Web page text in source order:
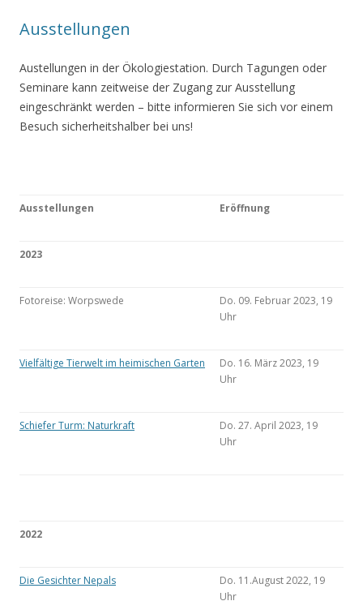
Ausstellungen
Austellungen in der Ökologiestation. Durch Tagungen oder
Seminare kann zeitweise der Zugang zur Ausstellung
eingeschränkt werden – bitte informieren Sie sich vor einem
Besuch sicherheitshalber bei uns!
Ausstellungen Eröffnung
2023
Fotoreise: Worpswede
Do. 09. Februar 2023, 19
Uhr
Vielfältige Tierwelt im heimischen Garten
Do. 16. März 2023, 19
Uhr
Schiefer Turm: Naturkraft
Do. 27. April 2023, 19
Uhr
2022
Die Gesichter Nepals
Do. 11.August 2022, 19
Uhr